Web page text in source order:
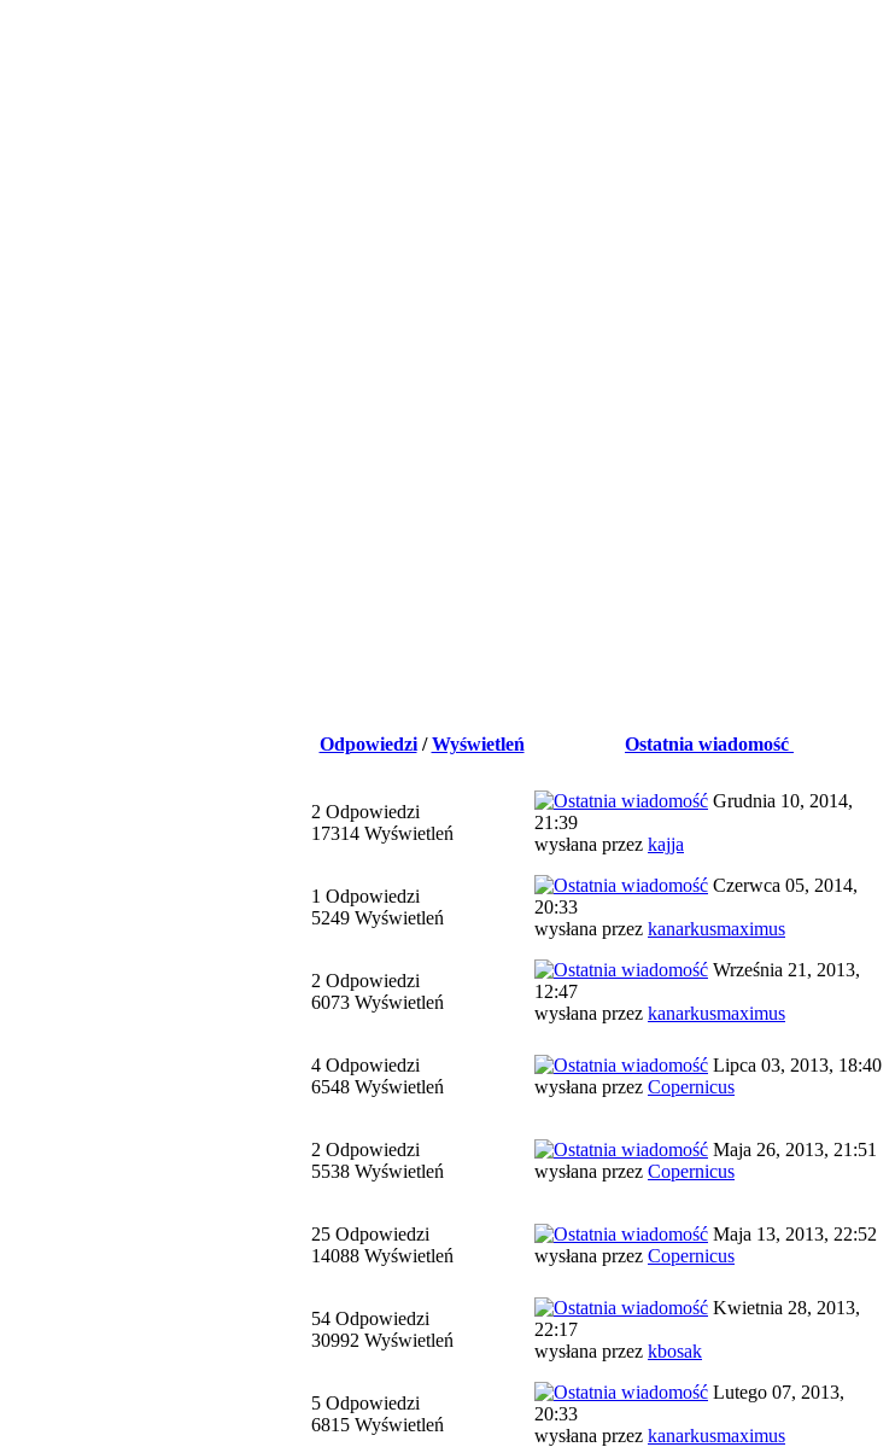
Odpowiedzi/Wyświetleń
Ostatnia wiadomość
2 Odpowiedzi
17314 Wyświetleń
Grudnia 10, 2014,
21:39
wysłana przez kajja
1 Odpowiedzi
5249 Wyświetleń
Czerwca 05, 2014,
20:33
wysłana przez kanarkusmaximus
2 Odpowiedzi
6073 Wyświetleń
Września 21, 2013,
12:47
wysłana przez kanarkusmaximus
4 Odpowiedzi
6548 Wyświetleń
Lipca 03, 2013, 18:40
wysłana przez Copernicus
2 Odpowiedzi
5538 Wyświetleń
Maja 26, 2013, 21:51
wysłana przez Copernicus
25 Odpowiedzi
14088 Wyświetleń
Maja 13, 2013, 22:52
wysłana przez Copernicus
54 Odpowiedzi
30992 Wyświetleń
Kwietnia 28, 2013,
22:17
wysłana przez kbosak
5 Odpowiedzi
6815 Wyświetleń
Lutego 07, 2013,
20:33
wysłana przez kanarkusmaximus